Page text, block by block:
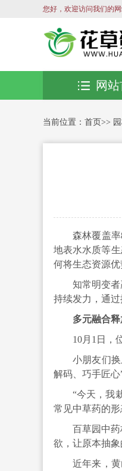
您好，欢迎访问我们的
网
当前位置： 首页>>
森林覆盖
地表水水质等
何将生态资源优
知常明变
持续发力，通
多元融合
10月1日，
小朋友们
解码、巧手匠心
“今天，我
常见中草药的形
百草园中
欲，让原本抽象
近年来，